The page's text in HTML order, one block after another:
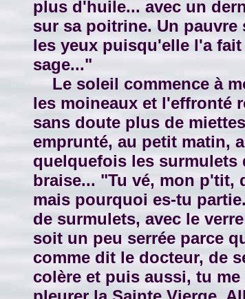
plus d'huile... avec un
sur sa poitrine. Un pauvre
les yeux puisqu'elle l'a
sage..."
Le soleil commence à
les moineaux et l'effronté
sans doute plus de
emprunté, au petit matin,
quelquefois les
braise... "Tu vé, mon p'tit,
mais pourquoi es-tu
de surmulets, avec le
soit un peu serrée parce
comme dit le docteur, de
colère et puis aussi, tu